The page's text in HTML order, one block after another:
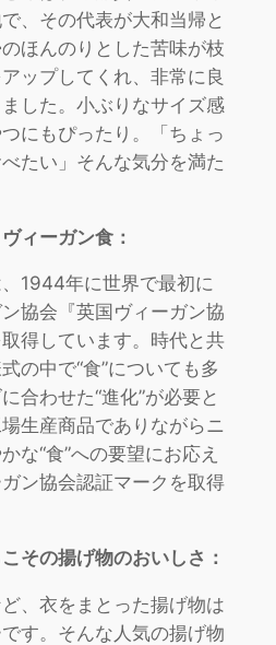
、その代表が大和当帰と
ほんのりとした苦味が枝
ップしてくれ、非常に良
した。小ぶりなサイズ感
にもぴったり。「ちょっ
たい」そんな気分を満た
ィーガン食：
1944年に世界で最初に
協会『英国ヴィーガン協
得しています。時代と共
の中で“食”についても多
合わせた“進化”が必要と
生産商品でありながらニ
な“食”への要望にお応え
ン協会認証マークを取得
その揚げ物のおいしさ：
、衣をまとった揚げ物は
す。そんな人気の揚げ物